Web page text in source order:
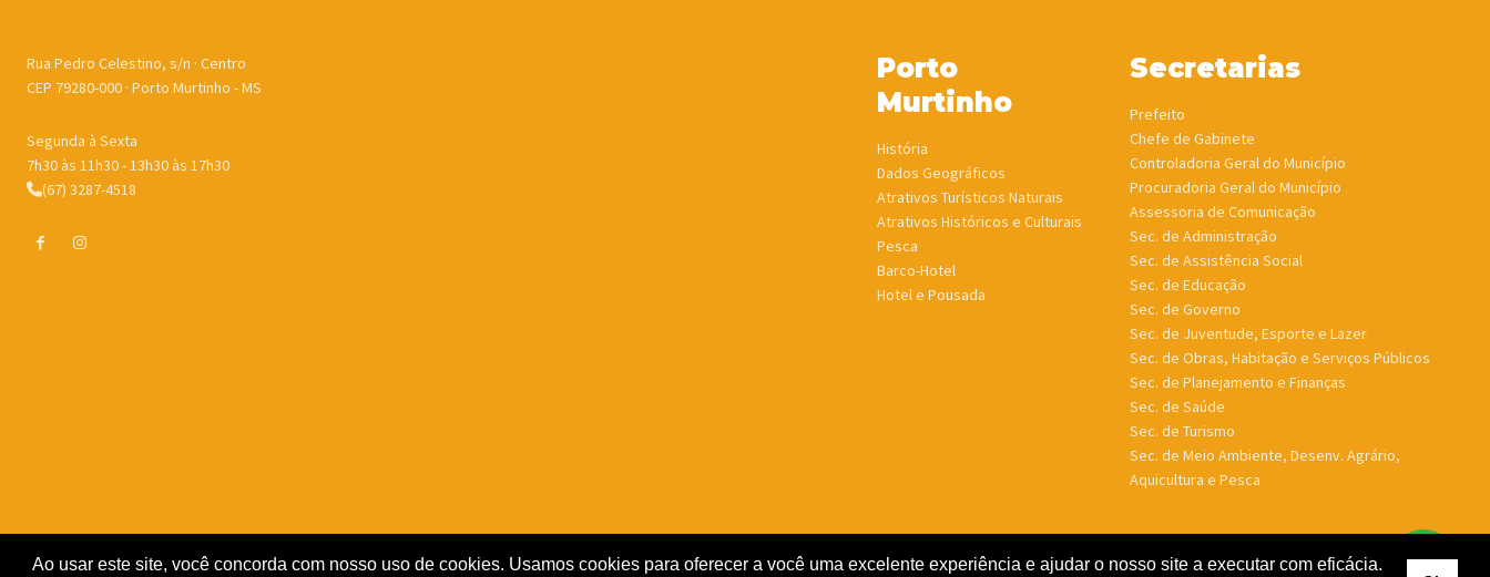
Rua Pedro Celestino, s/n · Centro
CEP 79280-000 · Porto Murtinho - MS
Segunda à Sexta
7h30 às 11h30 - 13h30 às 17h30
(67) 3287-4518
Porto
Murtinho
História
Dados Geográficos
Atrativos Turísticos Naturais
Atrativos Históricos e Culturais
Pesca
Barco-Hotel
Hotel e Pousada
Secretarias
Prefeito
Chefe de Gabinete
Controladoria Geral do Município
Procuradoria Geral do Município
Assessoria de Comunicação
Sec. de Administração
Sec. de Assistência Social
Sec. de Educação
Sec. de Governo
Sec. de Juventude, Esporte e Lazer
Sec. de Obras, Habitação e Serviços Públicos
Sec. de Planejamento e Finanças
Sec. de Saúde
Sec. de Turismo
Sec. de Meio Ambiente, Desenv. Agrário,
Aquicultura e Pesca
Ao usar este site, você concorda com nosso uso de cookies. Usamos cookies para oferecer a você uma excelente experiência e ajudar o nosso site a executar com eficácia.